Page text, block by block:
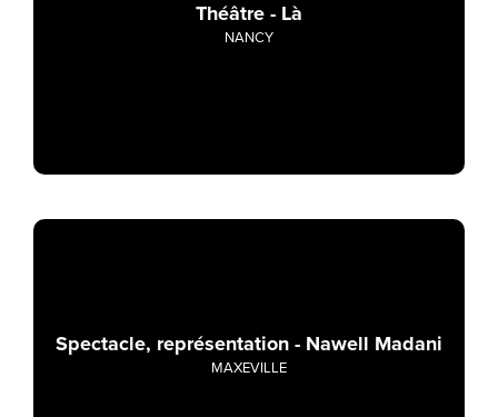
Théâtre - Là
NANCY
Spectacle, représentation - Nawell Madani
MAXEVILLE